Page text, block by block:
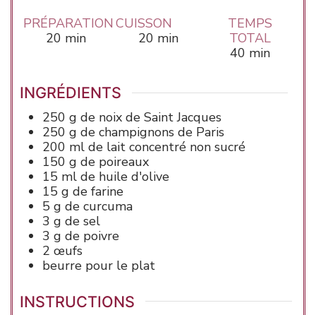
PRÉPARATION
20minutes
min
CUISSON
20minutes
min
TEMPS
TOTAL
40 minutes
min
INGRÉDIENTS
250 g de noix de Saint Jacques
250 g de champignons de Paris
200 ml de lait concentré non sucré
150 g de poireaux
15 ml de huile d'olive
15 g de farine
5 g de curcuma
3 g de sel
3 g de poivre
2 œufs
beurre pour le plat
INSTRUCTIONS